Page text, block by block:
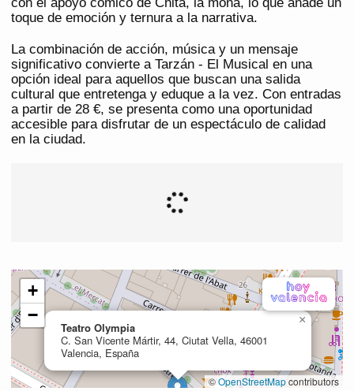
toque de emoción y ternura a la narrativa.
La combinación de acción, música y un mensaje
significativo convierte a Tarzán - El Musical en una
opción ideal para aquellos que buscan una salida
cultural que entretenga y eduque a la vez. Con entradas
a partir de 28 €, se presenta como una oportunidad
accesible para disfrutar de un espectáculo de calidad
en la ciudad.